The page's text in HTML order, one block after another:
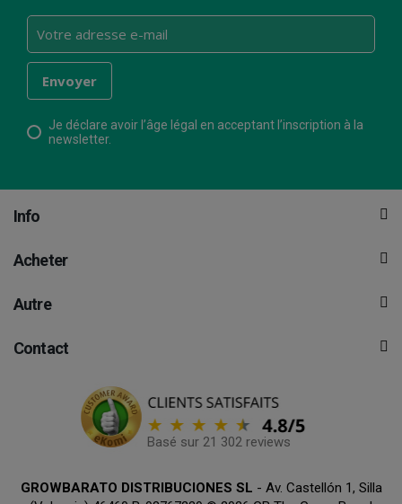
Je déclare avoir l’âge légal en acceptant l’inscription à la
newsletter.
Info
Acheter
Autre
Contact
Basé sur 21 302 reviews
GROWBARATO DISTRIBUCIONES SL - Av. Castellón 1, Silla